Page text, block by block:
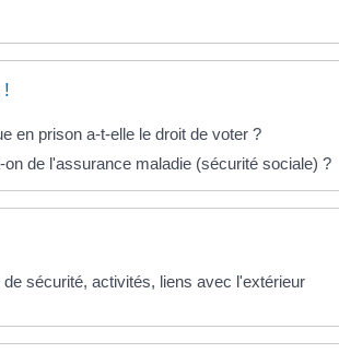
!
en prison a-t-elle le droit de voter ?
on de l'assurance maladie (sécurité sociale) ?
sécurité, activités, liens avec l'extérieur